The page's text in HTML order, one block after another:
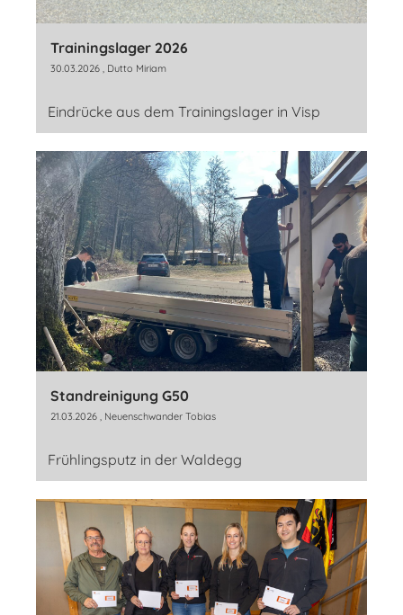
Trainingslager 2026
30.03.2026 , Dutto Miriam
Eindrücke aus dem Trainingslager in Visp
Standreinigung G50
21.03.2026 , Neuenschwander Tobias
Frühlingsputz in der Waldegg